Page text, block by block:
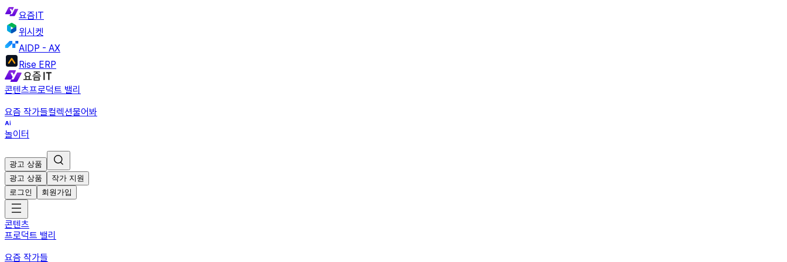
요즘IT
위시켓
AIDP - AX
Rise ERP
콘텐츠프로덕트 밸리
요즘 작가들컬렉션물어봐
놀이터
광고 상품
광고 상품
작가 지원
로그인
회원가입
콘텐츠
프로덕트 밸리
요즘 작가들